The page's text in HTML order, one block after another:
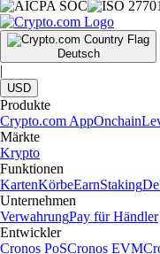
Deutsch
|
USD
Produkte
Crypto.com AppOnchain
Märkte
Krypto
Funktionen
KartenKörbeEarnStaking
Unternehmen
VerwahrungPay für Händler
Entwickler
Cronos PoSCronos EVM